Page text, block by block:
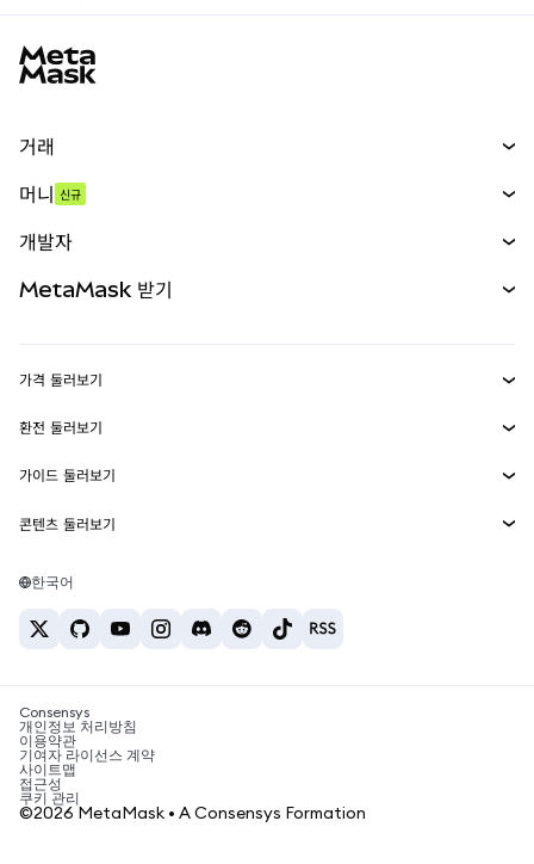
거래
무기한 선물
실물자산
머니 신규
개발자
MetaMask Connect
Snaps
웹3 서비스
MetaMask 받기
보안
고객 지원
채용
가격 둘러보기
이더리움 가격
솔라나 가격
테더 가격
환전 둘러보기
ETH를 USD로 환전
USDT를 INR로 환전
BTC를 INR로 환전
ETH를 USDT로 환전
가이드 둘러보기
ETH 매수
USDT 매수
SHIB 매수
BNB 매수
콘텐츠 둘러보기
솔라나 지갑
암호화폐 세금 뉴스
암호화폐 매수 방법
비트코인 매도 방법
한국어
Consensys
개인정보 처리방침
이용약관
기여자 라이선스 계약
사이트맵
접근성
쿠키 관리
©2026 MetaMask • A Consensys Formation